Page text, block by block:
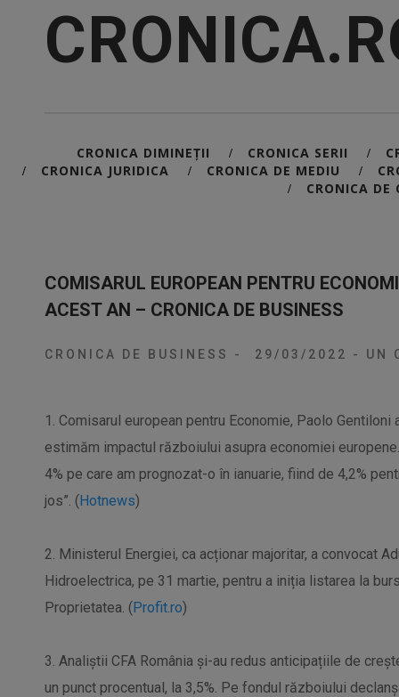
CRONICA DIMINEȚII / CRONICA SERII /
/ CRONICA JURIDICA / CRONICA DE MEDIU /
/ CRONICA DE
COMISARUL EUROPEAN PENTRU
ACEST AN – CRONICA DE BUSINESS
CRONICA DE BUSINESS - 29/03/2022 - UN
1. Comisarul european pentru Economie, Paolo
estimăm impactul războiului asupra economiei
4% pe care am prognozat-o în ianuarie, fiind de 4,2%
jos”. (Hotnews)
2. Ministerul Energiei, ca acționar majoritar, a convocat
Hidroelectrica, pe 31 martie, pentru a iniția listarea la
Proprietatea. (Profit.ro)
3. Analiștii CFA România și-au redus anticipațiile de
un punct procentual, la 3,5%. Pe fondul războiului